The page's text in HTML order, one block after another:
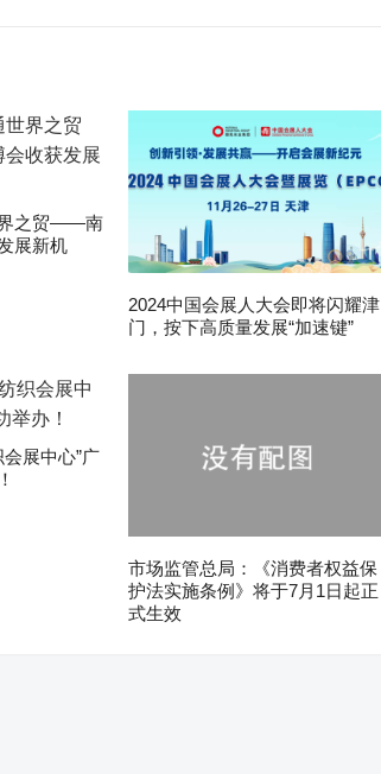
界之贸——南
展新机
2024中国会展人大会即将闪耀津
门，按下高质量发展“加速键”
展中心”广
市场监管总局：《消费者权益保
护法实施条例》将于7月1日起正
式生效